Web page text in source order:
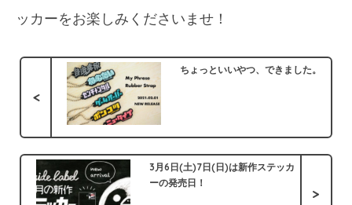
ッカーをお楽しみくださいませ！
<
ちょっといいやつ、できました。
3月6日(土)7日(日)は新作ステッカ
ーの発売日！
>